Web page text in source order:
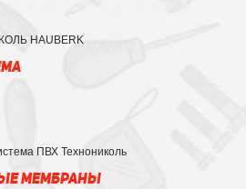
HAUBERK
ПВХ Технониколь
МЕМБРАНЫ